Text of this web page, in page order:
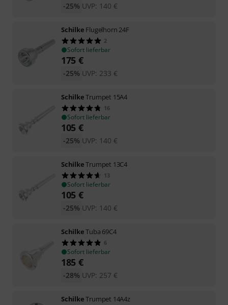
UVP: 140 €
-25%
Schilke Flugelhorn 24F
2
Sofort lieferbar
175 €
UVP: 233 €
-25%
SchilkeTrumpet 15A4
16
Sofort lieferbar
105 €
UVP: 140 €
-25%
SchilkeTrumpet 13C4
13
Sofort lieferbar
105 €
UVP: 140 €
-25%
SchilkeTuba 69C4
6
Sofort lieferbar
185 €
UVP: 257 €
-28%
SchilkeTrumpet 14A4z